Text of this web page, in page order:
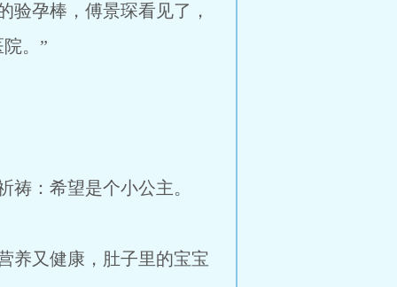
孕棒，傅景琛看见了，
。”
：希望是个小公主。
又健康，肚子里的宝宝